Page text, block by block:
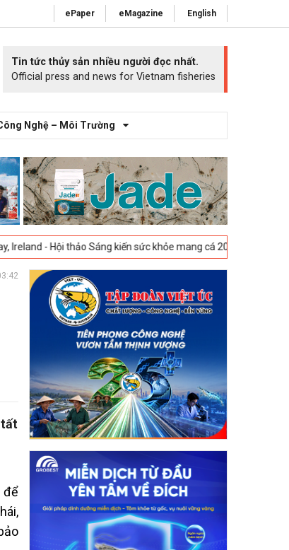
ePaper eMagazine English
Tin tức thủy sản nhiều người đọc nhất.
Official press and news for Vietnam fisheries
Nghệ – Môi Trường
Sáng kiến sức khỏe mang cá 2025 -23-04-2025
tất
để